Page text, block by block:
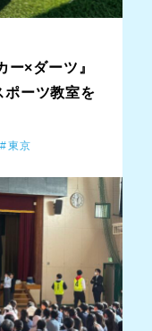
×ダーツ』
ポーツ教室を
東京